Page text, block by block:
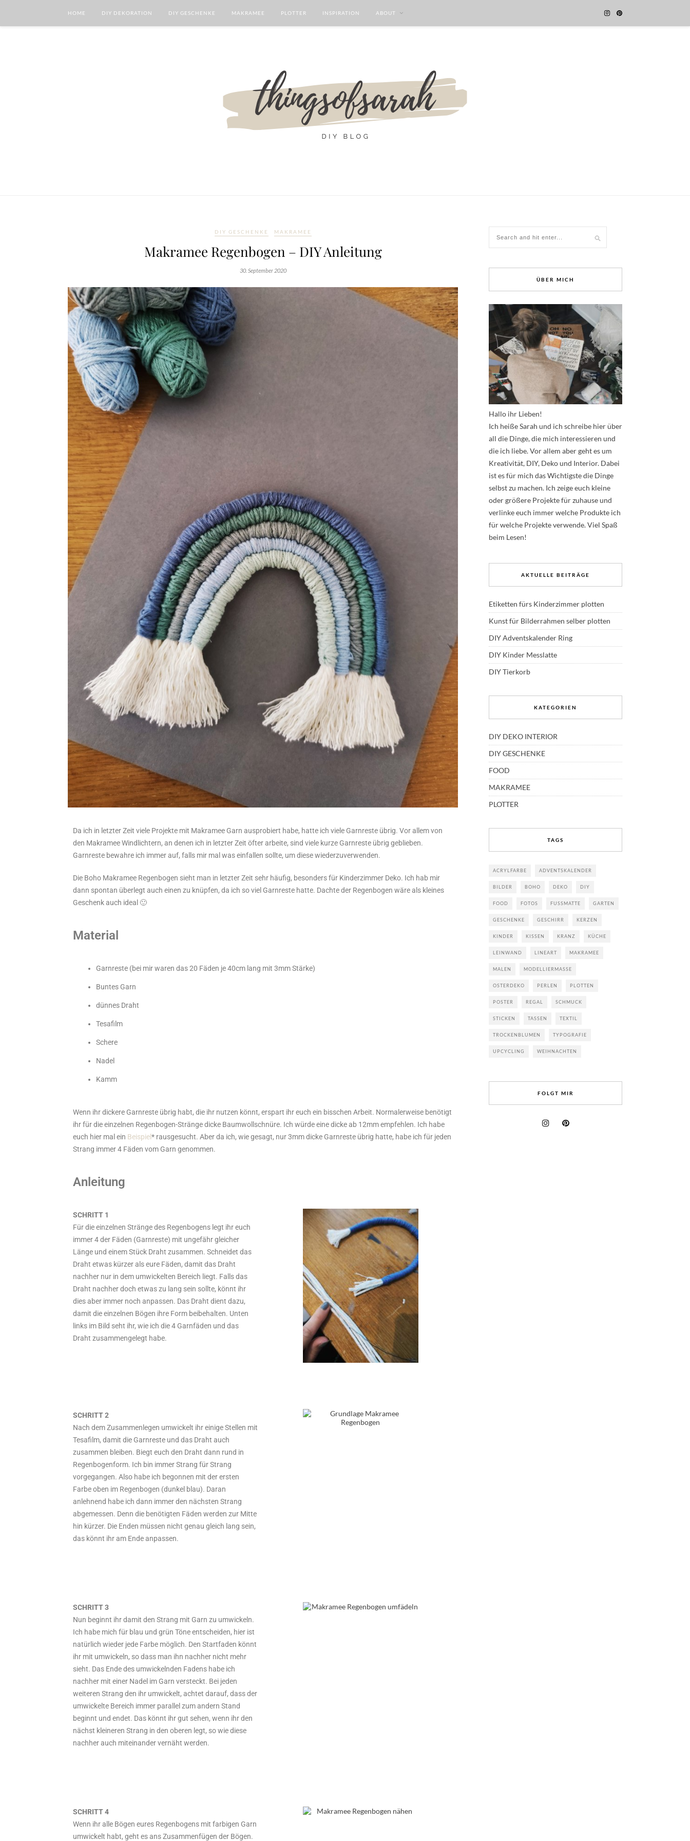
HOME DIY DEKORATION DIY GESCHENKE MAKRAMEE PLOTTER INSPIRATION ABOUT
DIY GESCHENKE MAKRAMEE
Makramee Regenbogen – DIY Anleitung
30. September 2020
Da ich in letzter Zeit viele Projekte mit Makramee Garn ausprobiert habe, hatte ich viele Garnreste übrig. Vor allem von
den Makramee Windlichtern, an denen ich in letzter Zeit öfter arbeite, sind viele kurze Garnreste übrig geblieben.
Garnreste bewahre ich immer auf, falls mir mal was einfallen sollte, um diese wiederzuverwenden.
Die Boho Makramee Regenbogen sieht man in letzter Zeit sehr häufig, besonders für Kinderzimmer Deko. Ich hab mir
dann spontan überlegt auch einen zu knüpfen, da ich so viel Garnreste hatte. Dachte der Regenbogen wäre als kleines
Geschenk auch ideal 🙂
Material
Garnreste (bei mir waren das 20 Fäden je 40cm lang mit 3mm Stärke)
Buntes Garn
dünnes Draht
Tesafilm
Schere
Nadel
Kamm
Wenn ihr dickere Garnreste übrig habt, die ihr nutzen könnt, erspart ihr euch ein bisschen Arbeit. Normalerweise benötigt
ihr für die einzelnen Regenbogen-Stränge dicke Baumwollschnüre. Ich würde eine dicke ab 12mm empfehlen. Ich habe
euch hier mal ein Beispiel* rausgesucht. Aber da ich, wie gesagt, nur 3mm dicke Garnreste übrig hatte, habe ich für jeden
Strang immer 4 Fäden vom Garn genommen.
Anleitung
SCHRITT 1
Für die einzelnen Stränge des Regenbogens legt ihr euch
immer 4 der Fäden (Garnreste) mit ungefähr gleicher
Länge und einem Stück Draht zusammen. Schneidet das
Draht etwas kürzer als eure Fäden, damit das Draht
nachher nur in dem umwickelten Bereich liegt. Falls das
Draht nachher doch etwas zu lang sein sollte, könnt ihr
dies aber immer noch anpassen. Das Draht dient dazu,
damit die einzelnen Bögen ihre Form beibehalten. Unten
links im Bild seht ihr, wie ich die 4 Garnfäden und das
Draht zusammengelegt habe.
SCHRITT 2
Nach dem Zusammenlegen umwickelt ihr einige Stellen mit
Tesafilm, damit die Garnreste und das Draht auch
zusammen bleiben. Biegt euch den Draht dann rund in
Regenbogenform. Ich bin immer Strang für Strang
vorgegangen. Also habe ich begonnen mit der ersten
Farbe oben im Regenbogen (dunkel blau). Daran
anlehnend habe ich dann immer den nächsten Strang
abgemessen. Denn die benötigten Fäden werden zur Mitte
hin kürzer. Die Enden müssen nicht genau gleich lang sein,
das könnt ihr am Ende anpassen.
SCHRITT 3
Nun beginnt ihr damit den Strang mit Garn zu umwickeln.
Ich habe mich für blau und grün Töne entscheiden, hier ist
natürlich wieder jede Farbe möglich. Den Startfaden könnt
ihr mit umwickeln, so dass man ihn nachher nicht mehr
sieht. Das Ende des umwickelnden Fadens habe ich
nachher mit einer Nadel im Garn versteckt. Bei jeden
weiteren Strang den ihr umwickelt, achtet darauf, dass der
umwickelte Bereich immer parallel zum andern Stand
beginnt und endet. Das könnt ihr gut sehen, wenn ihr den
nächst kleineren Strang in den oberen legt, so wie diese
nachher auch miteinander vernäht werden.
SCHRITT 4
Wenn ihr alle Bögen eures Regenbogens mit farbigen Garn
umwickelt habt, geht es ans Zusammenfügen der Bögen.
ÜBER MICH
Hallo ihr Lieben!
Ich heiße Sarah und ich schreibe hier über
all die Dinge, die mich interessieren und
die ich liebe. Vor allem aber geht es um
Kreativität, DIY, Deko und Interior. Dabei
ist es für mich das Wichtigste die Dinge
selbst zu machen. Ich zeige euch kleine
oder größere Projekte für zuhause und
verlinke euch immer welche Produkte ich
für welche Projekte verwende. Viel Spaß
beim Lesen!
AKTUELLE BEITRÄGE
Etiketten fürs Kinderzimmer plotten
Kunst für Bilderrahmen selber plotten
DIY Adventskalender Ring
DIY Kinder Messlatte
DIY Tierkorb
KATEGORIEN
DIY DEKO INTERIOR
DIY GESCHENKE
FOOD
MAKRAMEE
PLOTTER
TAGS
ACRYLFARBE ADVENTSKALENDER
BILDER BOHO DEKO DIY
FOOD FOTOS FUSSMATTE GARTEN
GESCHENKE GESCHIRR KERZEN
KINDER KISSEN KRANZ KÜCHE
LEINWAND LINEART MAKRAMEE
MALEN MODELLIERMASSE
OSTERDEKO PERLEN PLOTTEN
POSTER REGAL SCHMUCK
STICKEN TASSEN TEXTIL
TROCKENBLUMEN TYPOGRAFIE
UPCYCLING WEIHNACHTEN
FOLGT MIR